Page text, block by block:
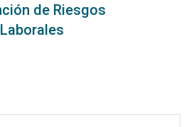
de Riesgos
Laborales